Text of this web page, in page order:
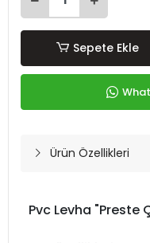
Sepete Ekle
Ürün Özellikleri
Pvc Levha "Preste